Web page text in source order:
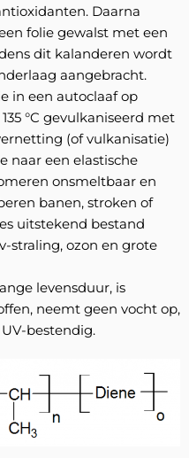
Daarna
folie gewalst met een
dit kalanderen wordt
aangebracht.
in een autoclaaf op
°C gevulkaniseerd met
(of vulkanisatie)
naar een elastische
onsmeltbaar en
banen, stroken of
uitstekend bestand
straling, ozon en grote
levensduur, is
neemt geen vocht op,
bestendig.